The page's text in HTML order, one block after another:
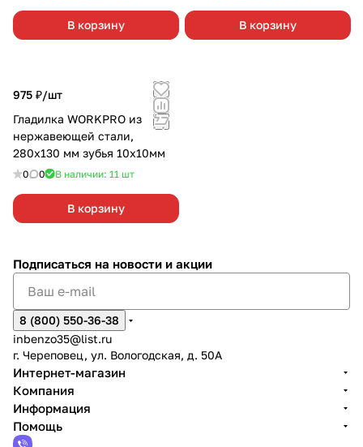
В корзину В корзину
975 ₽/шт
Гладилка WORKPRO из
нержавеющей стали,
280х130 мм зубья 10х10мм
0 0 В наличии: 11 шт
В корзину
Подписаться на новости и акции
8 (800) 550-36-38
inbenzo35@list.ru
г. Череповец, ул. Вологодская, д. 50А
Интернет-магазин
Компания
Информация
Помощь